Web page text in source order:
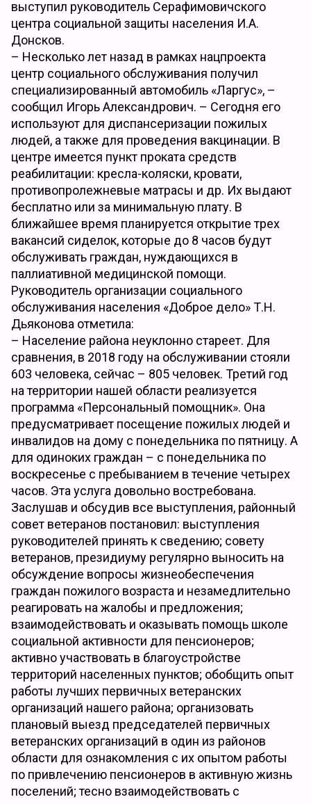
выступил руководитель Серафимовичского
центра социальной защиты населения И.А.
Донсков.
– Несколько лет назад в рамках нацпроекта
центр социального обслуживания получил
специализированный автомобиль «Ларгус», –
сообщил Игорь Александрович. – Сегодня его
используют для диспансеризации пожилых
людей, а также для проведения вакцинации. В
центре имеется пункт проката средств
реабилитации: кресла-коляски, кровати,
противопролежневые матрасы и др. Их выдают
бесплатно или за минимальную плату. В
ближайшее время планируется открытие трех
вакансий сиделок, которые до 8 часов будут
обслуживать граждан, нуждающихся в
паллиативной медицинской помощи.
Руководитель организации социального
обслуживания населения «Доброе дело» Т.Н.
Дьяконова отметила:
– Население района неуклонно стареет. Для
сравнения, в 2018 году на обслуживании стояли
603 человека, сейчас – 805 человек. Третий год
на территории нашей области реализуется
программа «Персональный помощник». Она
предусматривает посещение пожилых людей и
инвалидов на дому с понедельника по пятницу. А
для одиноких граждан – с понедельника по
воскресенье с пребыванием в течение четырех
часов. Эта услуга довольно востребована.
Заслушав и обсудив все выступления, районный
совет ветеранов постановил: выступления
руководителей принять к сведению; совету
ветеранов, президиуму регулярно выносить на
обсуждение вопросы жизнеобеспечения
граждан пожилого возраста и незамедлительно
реагировать на жалобы и предложения;
взаимодействовать и оказывать помощь школе
социальной активности для пенсионеров;
активно участвовать в благоустройстве
территорий населенных пунктов; обобщить опыт
работы лучших первичных ветеранских
организаций нашего района; организовать
плановый выезд председателей первичных
ветеранских организаций в один из районов
области для ознакомления с их опытом работы
по привлечению пенсионеров в активную жизнь
поселений; тесно взаимодействовать с